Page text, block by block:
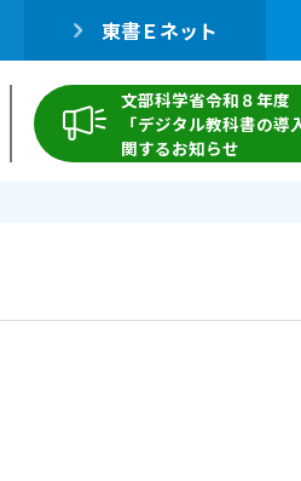
東書Ｅネット
文部科学省令和８年度
「デジタル教科書の導
関するお知らせ